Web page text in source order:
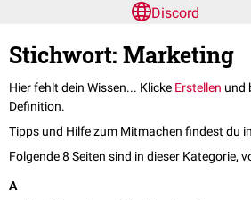
Discord
Stichwort: Marketing
Hier fehlt dein Wissen... Klicke Erstellen und
Definition.
Tipps und Hilfe zum Mitmachen findest du
Folgende 8 Seiten sind in dieser Kategorie,
A